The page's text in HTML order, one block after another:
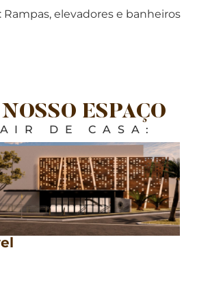
Rampas, elevadores e banheiros
ESPAÇO
DE CASA: